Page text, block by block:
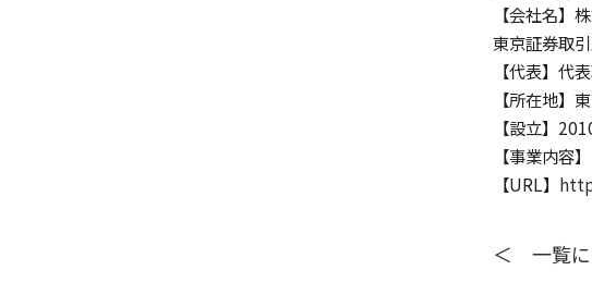
【会社名】
東京証券取
【代表】代
【所在地】
【設立】
【事業内容
【URL】
＜ 一覧に